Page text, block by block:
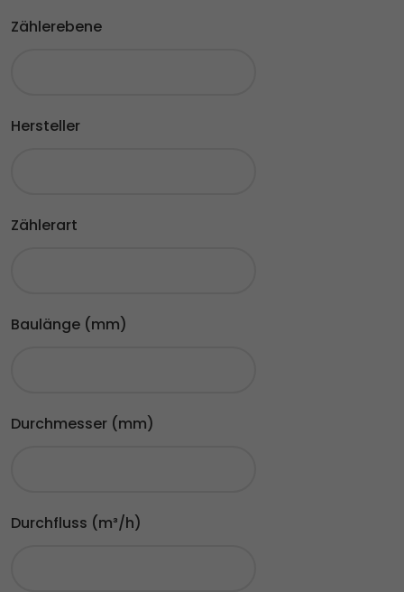
Zählerebene
Hersteller
Zählerart
Baulänge (mm)
Durchmesser (mm)
Durchfluss (m³/h)